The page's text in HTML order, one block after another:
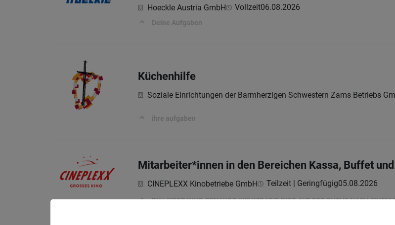
Hoeckle Austria GmbH Vollzeit06.08.2026
Deine Aufgaben
Küchenhilfe
Soziale Einrichtungen der Barmherzigen Schwestern Zams Betriebs
ihre aufgaben
Mitarbeiter*innen in den Bereichen Kassa, Buffet
CINEPLEXX Kinobetriebe GmbH Teilzeit | Geringfügig05.08.2026
DU LIEBST KINO GENAUSO WIE WIR UND BIST AUF DER SUCHE NACH EINEM